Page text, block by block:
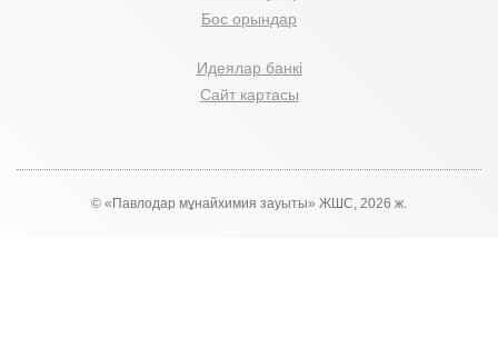
Бос орындар
Идеялар банкі
Сайт картасы
© «Павлодар мұнайхимия зауыты» ЖШС, 2026 ж.